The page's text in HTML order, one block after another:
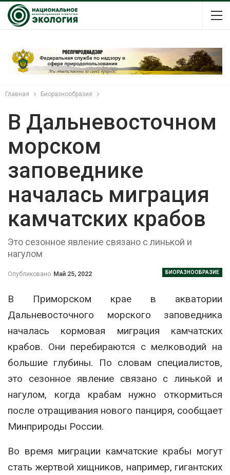
Главная Биоразнообразие
В Дальневосточном
морском
заповеднике
началась миграция
камчатских крабов
Это сезонное явление связано с линькой и
нагулом
БИОРАЗНООБРАЗИЕ
Опубликовано Май 25, 2022
В Приморском крае в акватории
Дальневосточного морского заповедника
началась кормовая миграция камчатских
крабов. Они перебираются с мелководий на
большие глубины. По словам специалистов,
это сезонное явление связано с линькой и
нагулом, когда крабам нужно откормиться
после отращивания нового панциря, сообщает
Минприроды России.
Во время миграции камчатские крабы могут
стать жертвой хищников, например, гигантских